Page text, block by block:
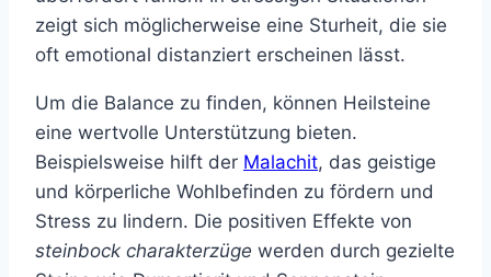
zeigt sich möglicherweise eine Sturheit, die sie
oft emotional distanziert erscheinen lässt.
Um die Balance zu finden, können Heilsteine
eine wertvolle Unterstützung bieten.
Beispielsweise hilft der Malachit, das geistige
und körperliche Wohlbefinden zu fördern und
Stress zu lindern. Die positiven Effekte von
steinbock charakterzüge werden durch gezielte